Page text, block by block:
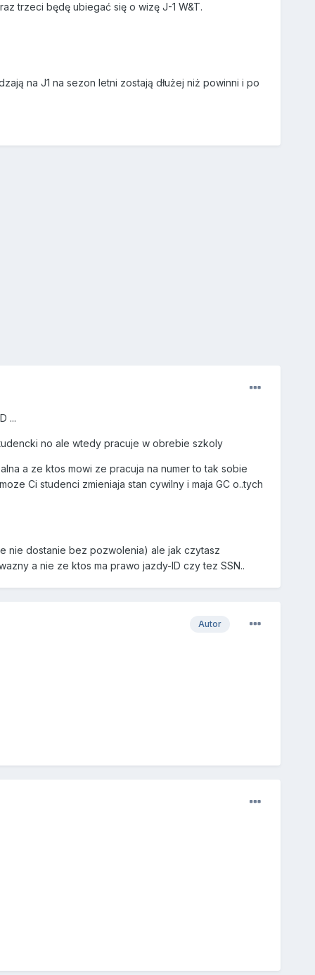
trzeci będę ubiegać się o wizę J-1 W&T.
na J1 na sezon letni zostają dłużej niż powinni i po
...
no ale wtedy pracuje w obrebie szkoly
a ze ktos mowi ze pracuja na numer to tak sobie
Ci studenci zmieniaja stan cywilny i maja GC o..tych
nie dostanie bez pozwolenia) ale jak czytasz
a nie ze ktos ma prawo jazdy-ID czy tez SSN..
Autor